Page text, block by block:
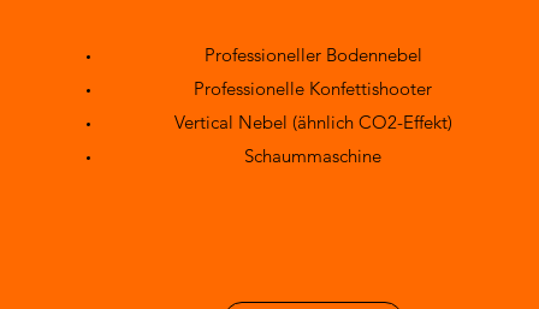
Professioneller Bodennebel
Professionelle Konfettishooter
Vertical Nebel (ähnlich CO2-Effekt)
Schaummaschine